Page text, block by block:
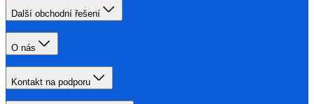
Další obchodní řešení
O nás
Kontakt na podporu